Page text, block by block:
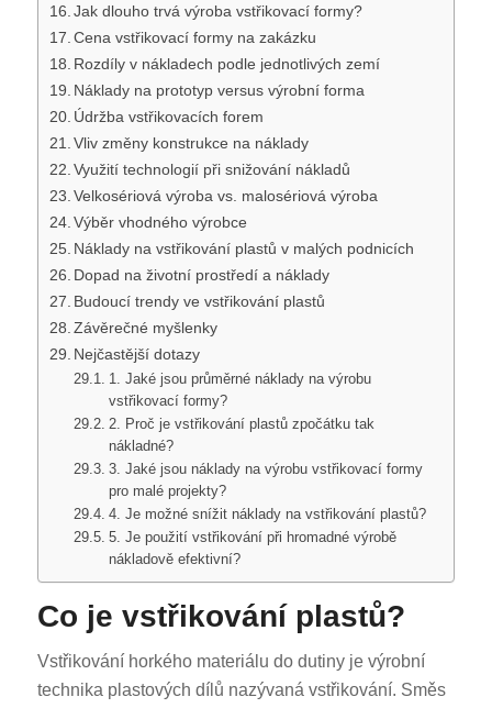
Jak dlouho trvá výroba vstřikovací formy?
Cena vstřikovací formy na zakázku
Rozdíly v nákladech podle jednotlivých zemí
Náklady na prototyp versus výrobní forma
Údržba vstřikovacích forem
Vliv změny konstrukce na náklady
Využití technologií při snižování nákladů
Velkosériová výroba vs. malosériová výroba
Výběr vhodného výrobce
Náklady na vstřikování plastů v malých podnicích
Dopad na životní prostředí a náklady
Budoucí trendy ve vstřikování plastů
Závěrečné myšlenky
Nejčastější dotazy
1. Jaké jsou průměrné náklady na výrobu
vstřikovací formy?
2. Proč je vstřikování plastů zpočátku tak
nákladné?
3. Jaké jsou náklady na výrobu vstřikovací formy
pro malé projekty?
4. Je možné snížit náklady na vstřikování plastů?
5. Je použití vstřikování při hromadné výrobě
nákladově efektivní?
Co je vstřikování plastů?
Vstřikování horkého materiálu do dutiny je výrobní
technika plastových dílů nazývaná vstřikování. Směs